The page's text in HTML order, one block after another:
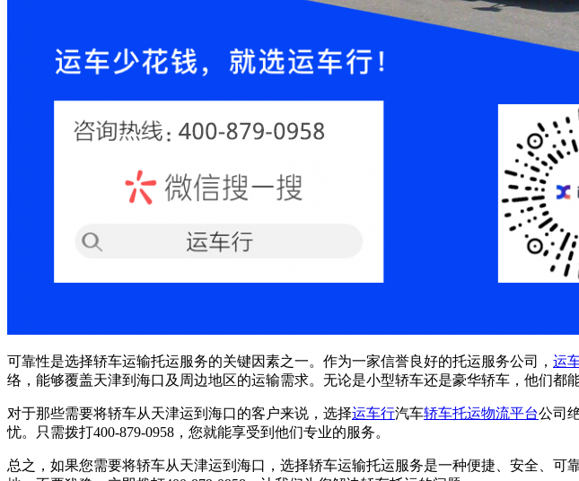
可靠性是选择轿车运输托运服务的关键因素之一。作为一家信誉良好的托运服务公司， 运
络，能够覆盖天津到海口及周边地区的运输需求。无论是小型轿车还是豪华轿车，他们都
对于那些需要将轿车从天津运到海口的客户来说，选择运车行汽车轿车托运物流平台公司
忧。只需拨打400-879-0958，您就能享受到他们专业的服务。
总之，如果您需要将轿车从天津运到海口，选择轿车运输托运服务是一种便捷、安全、可靠